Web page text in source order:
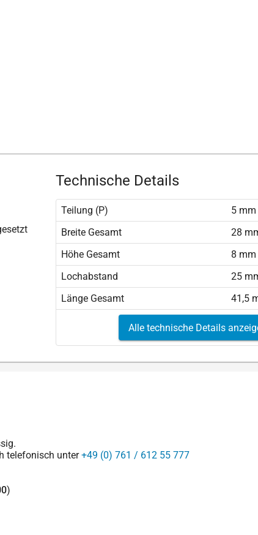
Technische Details
Teilung (P)
5 mm
Breite Gesamt
28
Höhe Gesamt
8 mm
Lochabstand
25
Länge Gesamt
41,5
Alle technische Details
telefonisch unter+49 (0) 761 / 612 55 777
)